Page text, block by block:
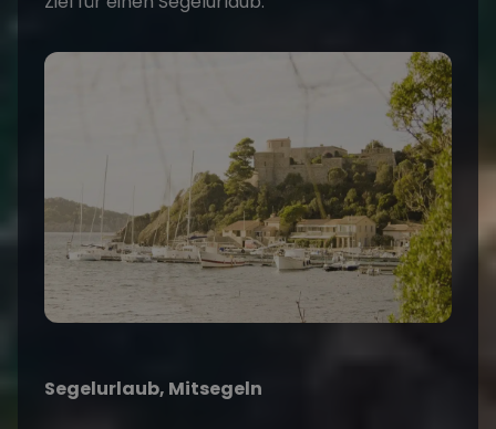
Segelurlaub, Mitsegeln